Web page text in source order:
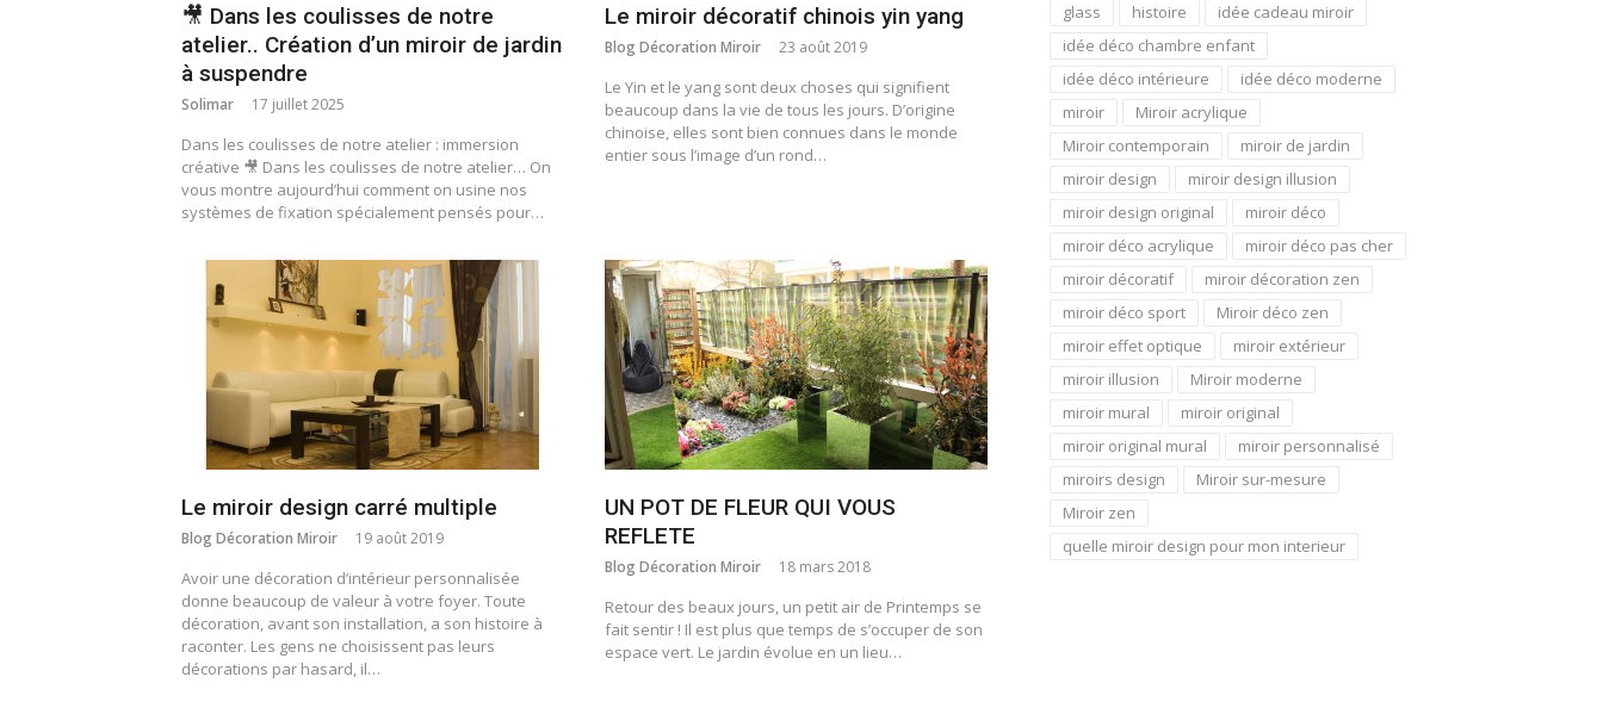
🎥 Dans les coulisses de notre
atelier.. Création d’un miroir de jardin
à suspendre
Solimar 17 juillet 2025
Dans les coulisses de notre atelier : immersion
créative 🎥 Dans les coulisses de notre atelier… On
vous montre aujourd’hui comment on usine nos
systèmes de fixation spécialement pensés pour…
Le miroir décoratif chinois yin yang
Blog Décoration Miroir 23 août 2019
Le Yin et le yang sont deux choses qui signifient
beaucoup dans la vie de tous les jours. D’origine
chinoise, elles sont bien connues dans le monde
entier sous l’image d’un rond…
Le miroir design carré multiple
Blog Décoration Miroir 19 août 2019
Avoir une décoration d’intérieur personnalisée
donne beaucoup de valeur à votre foyer. Toute
décoration, avant son installation, a son histoire à
raconter. Les gens ne choisissent pas leurs
décorations par hasard, il…
UN POT DE FLEUR QUI VOUS
REFLETE
Blog Décoration Miroir 18 mars 2018
Retour des beaux jours, un petit air de Printemps se
fait sentir ! Il est plus que temps de s’occuper de son
espace vert. Le jardin évolue en un lieu…
glass
histoire
idée cadeau miroir
idée déco chambre enfant
idée déco intérieure
idée déco moderne
miroir
Miroir acrylique
Miroir contemporain
miroir de jardin
miroir design
miroir design illusion
miroir design original
miroir déco
miroir déco acrylique
miroir déco pas cher
miroir décoratif
miroir décoration zen
miroir déco sport
Miroir déco zen
miroir effet optique
miroir extérieur
miroir illusion
Miroir moderne
miroir mural
miroir original
miroir original mural
miroir personnalisé
miroirs design
Miroir sur-mesure
Miroir zen
quelle miroir design pour mon interieur